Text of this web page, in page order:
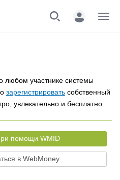
участнике системы
зарегистрировать собственный
увлекательно и бесплатно.
помощи WMID
в WebMoney